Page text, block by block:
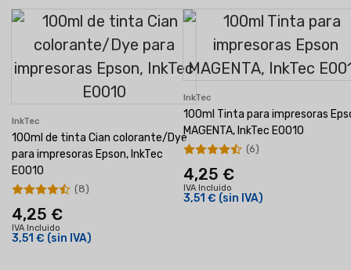
InkTec
100ml de tinta Cian colorante/Dye
para impresoras Epson, InkTec
E0010
4,25 €
IVA Incluido
3,51 € (sin IVA)
(8)
InkTec
100ml Tinta para impresoras
MAGENTA, InkTec E0010
4,25 €
IVA Incluido
3,51 € (sin IVA)
(6)